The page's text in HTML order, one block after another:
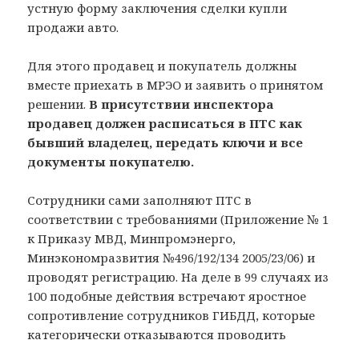
устную форму заключения сделки купли
продажи авто.
Для этого продавец и покупатель должны
вместе приехать в МРЭО и заявить о принятом
решении.В присутствии инспектора
продавец должен расписаться в ПТС как
бывший владелец, передать ключи и все
документы покупателю.
Сотрудники сами заполняют ПТС в
соответствии с требованиями (Приложение № 1
к Приказу МВД, Минпромэнерго,
Минэкономразвития №496/192/134 2005/23/06) и
проводят регистрацию. На деле в 99 случаях из
100 подобные действия встречают яростное
сопротивление сотрудников ГИБДД, которые
категорически отказываются проводить